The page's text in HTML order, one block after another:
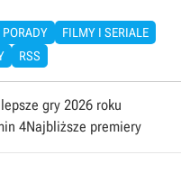
PORADY
FILMY I SERIALE
RSS
gry 2026 roku
4Najbliższe premiery